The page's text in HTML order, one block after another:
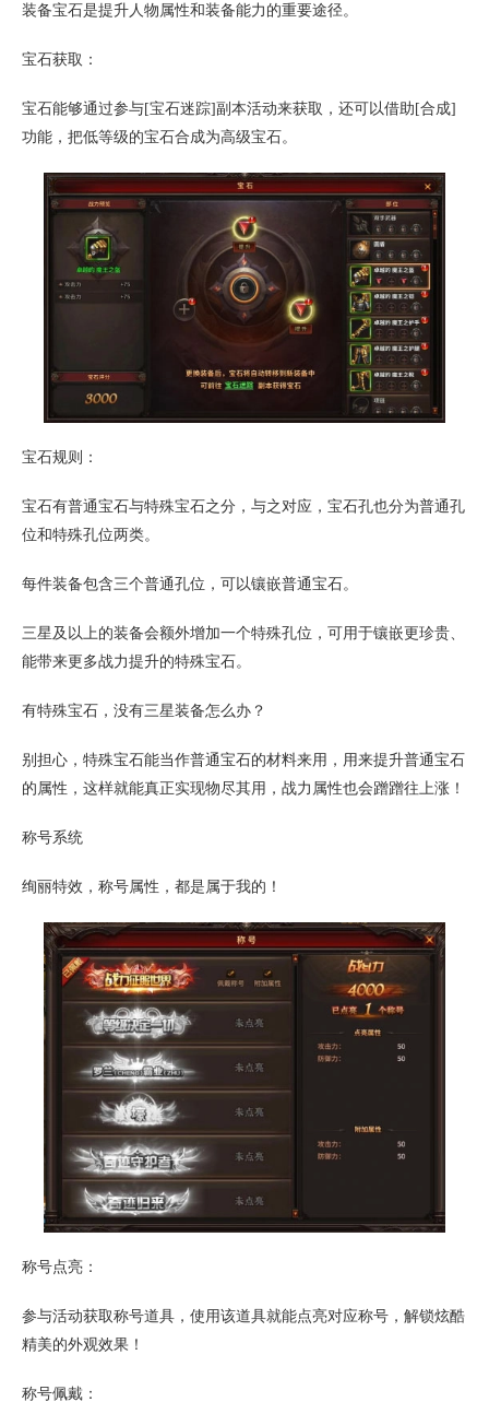
装备宝石是提升人物属性和装备能力的重要途径。
宝石获取：
宝石能够通过参与[宝石迷踪]副本活动来获取，还可以借助[合成]
功能，把低等级的宝石合成为高级宝石。
宝石规则：
宝石有普通宝石与特殊宝石之分，与之对应，宝石孔也分为普通孔
位和特殊孔位两类。
每件装备包含三个普通孔位，可以镶嵌普通宝石。
三星及以上的装备会额外增加一个特殊孔位，可用于镶嵌更珍贵、
能带来更多战力提升的特殊宝石。
有特殊宝石，没有三星装备怎么办？
别担心，特殊宝石能当作普通宝石的材料来用，用来提升普通宝石
的属性，这样就能真正实现物尽其用，战力属性也会蹭蹭往上涨！
称号系统
绚丽特效，称号属性，都是属于我的！
称号点亮：
参与活动获取称号道具，使用该道具就能点亮对应称号，解锁炫酷
精美的外观效果！
称号佩戴：